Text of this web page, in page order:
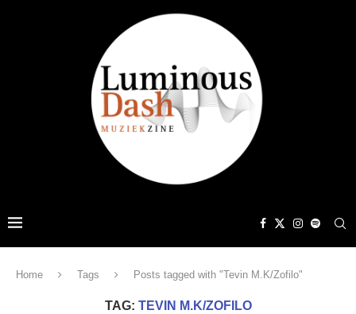
Home Tags Posts tagged with "Tevin M.K/Zofilo"
TAG: TEVIN M.K/ZOFILO